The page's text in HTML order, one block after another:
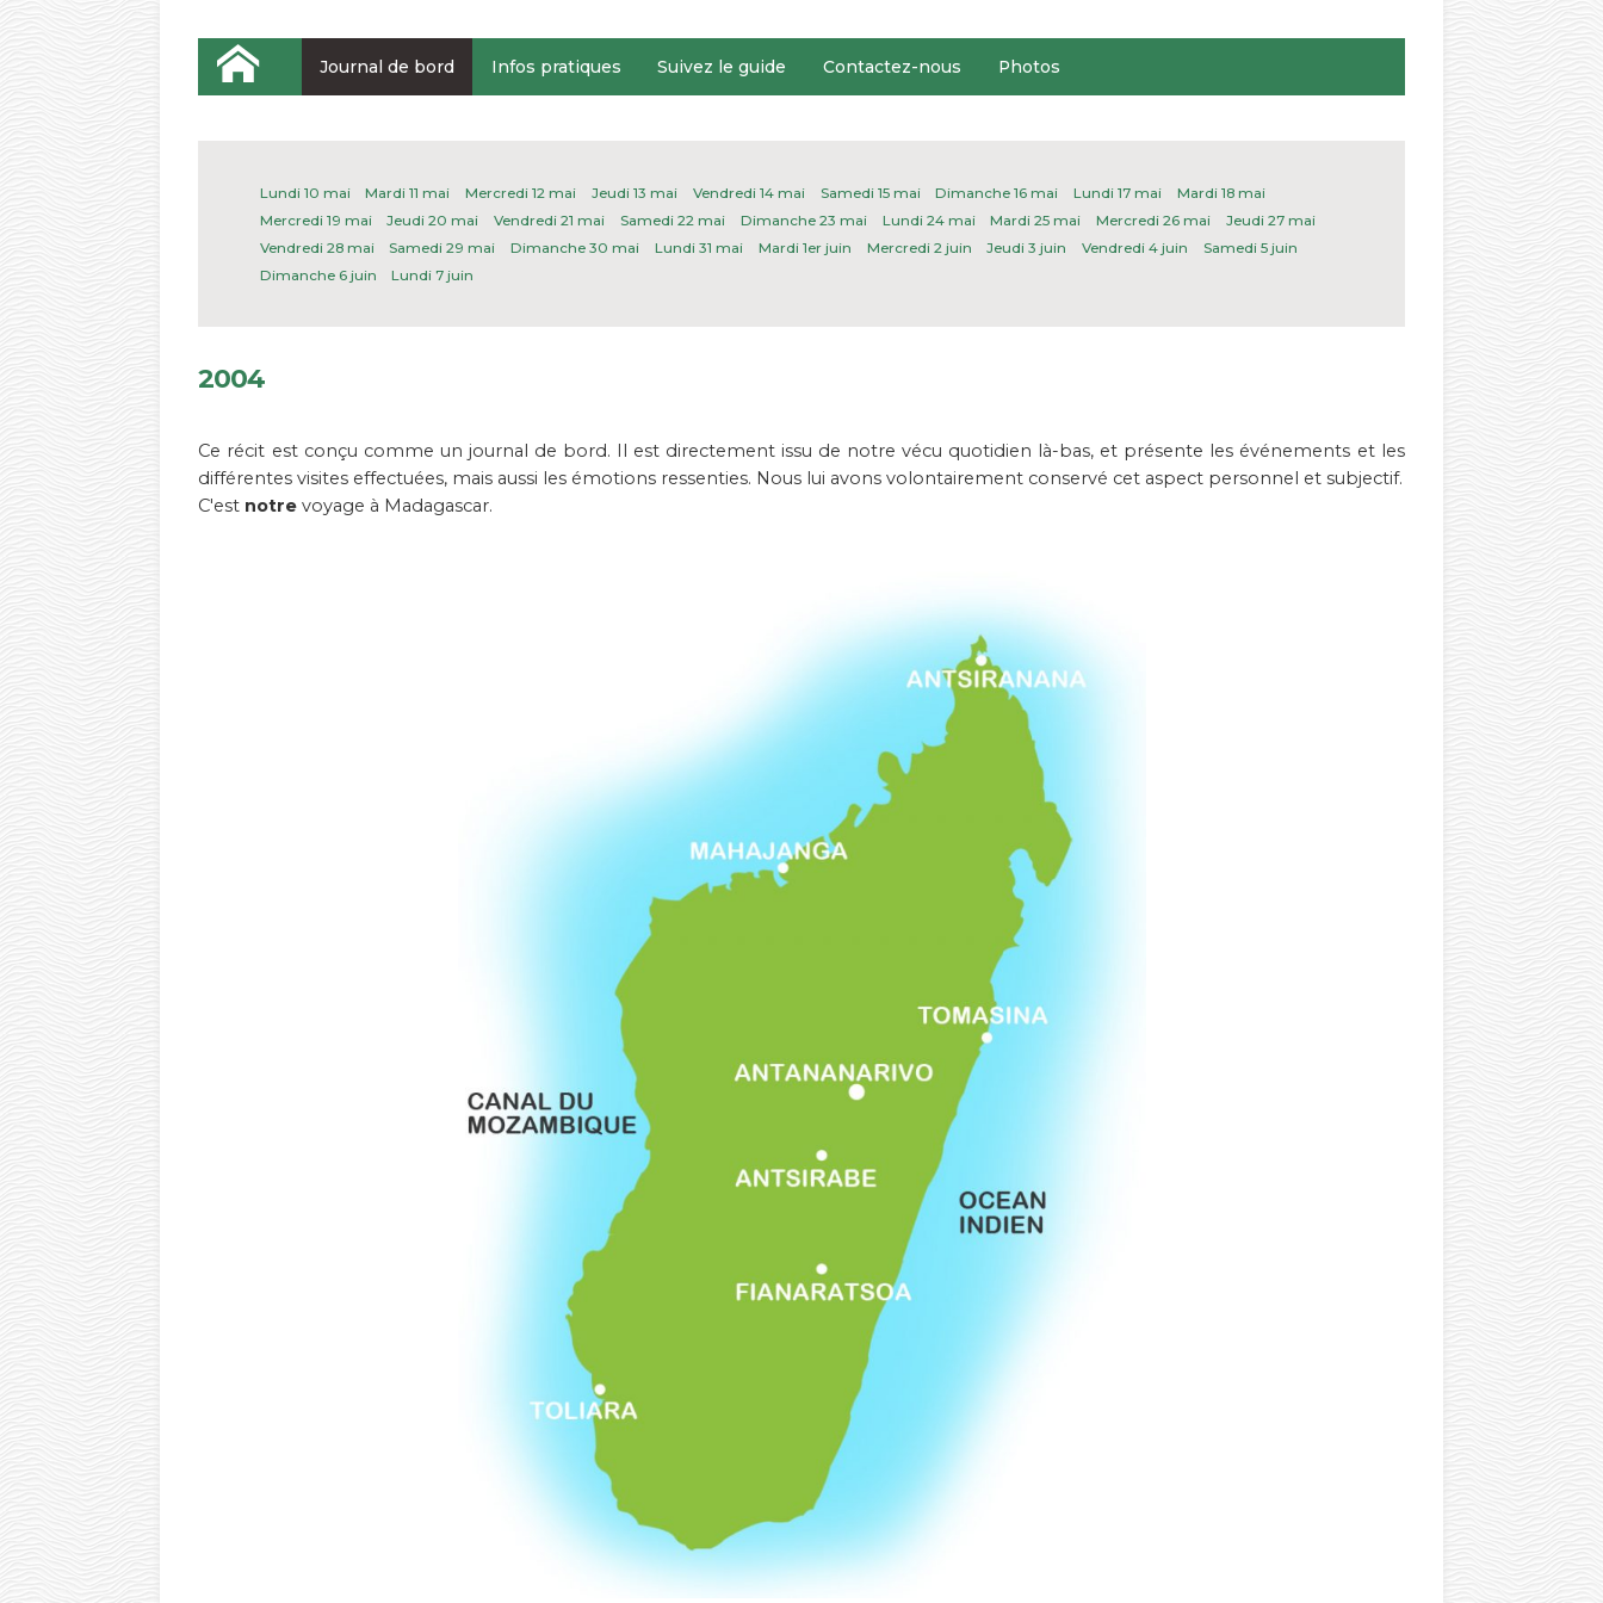
Journal de bord Infos pratiques Suivez le guide Contactez-nous Photos
Lundi 10 mai Mardi 11 mai Mercredi 12 mai Jeudi 13 mai Vendredi 14 mai Samedi 15 mai Dimanche 16 mai Lundi 17 mai
Mardi 18 mai
Mercredi 19 mai
Jeudi 20 mai Vendredi 21 mai Samedi 22 mai Dimanche 23 mai Lundi 24 mai Mardi 25 mai Mercredi 26 mai
Jeudi 27 mai
Vendredi 28 mai
Samedi 29 mai Dimanche 30 mai Lundi 31 mai Mardi 1er juin Mercredi 2 juin Jeudi 3 juin Vendredi 4 juin
Samedi 5 juin
Dimanche 6 juin
Lundi 7 juin
2004
Ce récit est conçu comme un journal de bord. Il est directement issu de notre vécu quotidien là-bas, et présente les événements et les
différentes visites effectuées, mais aussi les émotions ressenties. Nous lui avons volontairement conservé cet aspect personnel et subjectif.
C'est notre voyage à Madagascar.